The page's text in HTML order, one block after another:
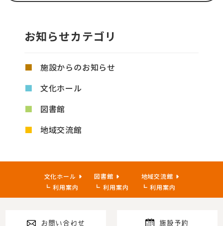
お知らせカテゴリ
施設からのお知らせ
文化ホール
図書館
地域交流館
文化ホール
利用案内
図書館
利用案内
地域交流館
利用案内
お問い合わせ 施設予約